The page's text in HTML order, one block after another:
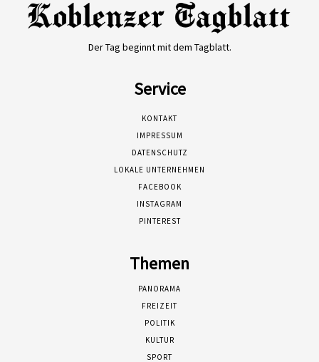
Der Tag beginnt mit dem Tagblatt.
Service
KONTAKT
IMPRESSUM
DATENSCHUTZ
LOKALE UNTERNEHMEN
FACEBOOK
INSTAGRAM
PINTEREST
Themen
PANORAMA
FREIZEIT
POLITIK
KULTUR
SPORT